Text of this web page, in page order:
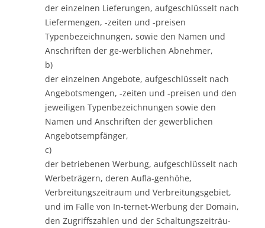
der einzelnen Lieferungen, aufgeschlüsselt nach
Liefermengen, -zeiten und -preisen
Typenbezeichnungen, sowie den Namen und
Anschriften der ge-werblichen Abnehmer,
b)
der einzelnen Angebote, aufgeschlüsselt nach
Angebotsmengen, -zeiten und -preisen und den
jeweiligen Typenbezeichnungen sowie den
Namen und Anschriften der gewerblichen
Angebotsempfänger,
c)
der betriebenen Werbung, aufgeschlüsselt nach
Werbeträgern, deren Aufla-genhöhe,
Verbreitungszeitraum und Verbreitungsgebiet,
und im Falle von In-ternet-Werbung der Domain,
den Zugriffszahlen und der Schaltungszeiträu-